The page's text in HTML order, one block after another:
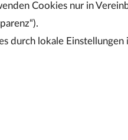
Cookies nur in
durch lokale